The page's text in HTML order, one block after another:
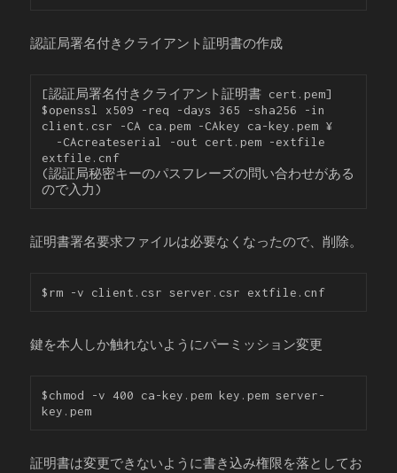
認証局署名付きクライアント証明書の作成
[認証局署名付きクライアント証明書 cert.pem]
$openssl x509 -req -days 365 -sha256 -in
client.csr -CA ca.pem -CAkey ca-key.pem ¥
-CAcreateserial -out cert.pem -extfile
extfile.cnf
(認証局秘密キーのパスフレーズの問い合わせがある
ので入力)
証明書署名要求ファイルは必要なくなったので、削除。
$rm -v client.csr server.csr extfile.cnf
鍵を本人しか触れないようにパーミッション変更
$chmod -v 400 ca-key.pem key.pem server-
key.pem
証明書は変更できないように書き込み権限を落としてお